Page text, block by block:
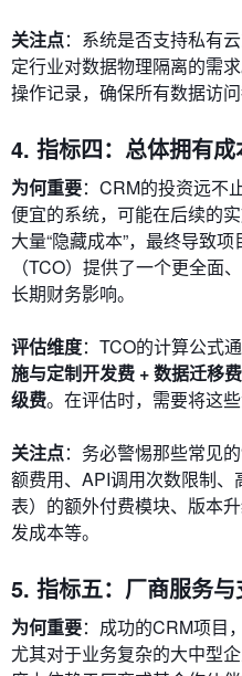
关注点：系统是否支持私有
定行业对数据物理隔离的需
操作记录，确保所有数据访问
4. 指标四：总体拥有成
为何重要：CRM的投资远不
便宜的系统，可能在后续的
大量“隐藏成本”，最终导致
（TCO）提供了一个更全面
长期财务影响。
评估维度：TCO的计算公式通
施与定制开发费 + 数据迁移
级费。在评估时，需要将这
关注点：务必警惕那些常见
额费用、API调用次数限制
表）的额外付费模块、版本
发成本等。
5. 指标五：厂商服务
为何重要：成功的CRM项目
尤其对于业务复杂的大中型